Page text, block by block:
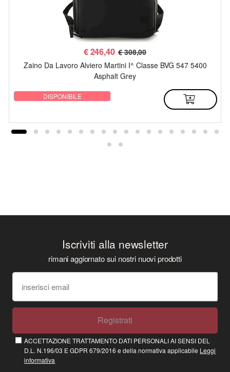
€246,40 € 308,00
Zaino Da Lavoro Alviero Martini I^ Classe BVG 547 5400
Asphalt Grey
DISPONIBILE
Iscriviti alla newsletter
rimani aggiornato sui nostri nuovi prodotti
Registrati
ACCETTAZIONE TRATTAMENTO DATI PERSONALI AI SENSI DEL
D.L. N.196/03 E GDPR 679/2016 e della normativa applicabile Leggi
informativa